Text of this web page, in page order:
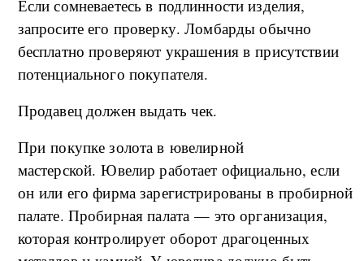
Если сомневаетесь в подлинности изделия,
запросите его проверку. Ломбарды обычно
бесплатно проверяют украшения в присутствии
потенциального покупателя.
Продавец должен выдать чек.
При покупке золота в ювелирной
мастерской. Ювелир работает официально, если
он или его фирма зарегистрированы в пробирной
палате. Пробирная палата — это организация,
которая контролирует оборот драгоценных